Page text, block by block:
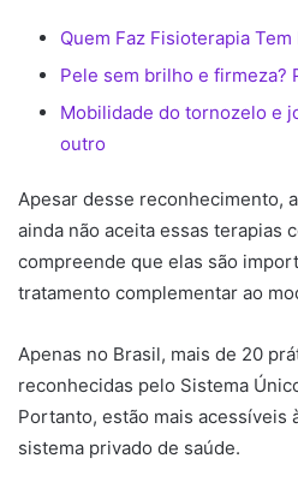
Quem Faz Fisioterapia
Pele sem brilho e firmeza?
Mobilidade do tornozelo e
outro
Apesar desse reconhecimento,
ainda não aceita essas terapias
compreende que elas são
tratamento complementar ao
Apenas no Brasil, mais de 20
reconhecidas pelo Sistema
Portanto, estão mais acessíveis
sistema privado de saúde.